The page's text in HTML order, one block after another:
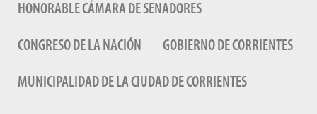
HONORABLE CÁMARA DE SENADORES
CONGRESO DE LA NACIÓN GOBIERNO DE CORRIENTES
MUNICIPALIDAD DE LA CIUDAD DE CORRIENTES